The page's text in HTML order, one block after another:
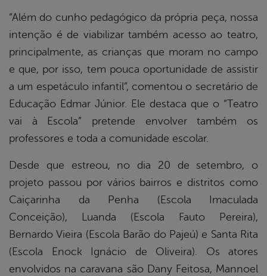
“Além do cunho pedagógico da própria peça, nossa
intenção é de viabilizar também acesso ao teatro,
principalmente, as crianças que moram no campo
e que, por isso, tem pouca oportunidade de assistir
a um espetáculo infantil”, comentou o secretário de
Educação Edmar Júnior. Ele destaca que o “Teatro
vai à Escola” pretende envolver também os
professores e toda a comunidade escolar.
Desde que estreou, no dia 20 de setembro, o
projeto passou por vários bairros e distritos como
Caiçarinha da Penha (Escola Imaculada
Conceição), Luanda (Escola Fauto Pereira),
Bernardo Vieira (Escola Barão do Pajeú) e Santa Rita
(Escola Enock Ignácio de Oliveira). Os atores
envolvidos na caravana são Dany Feitosa, Mannoel